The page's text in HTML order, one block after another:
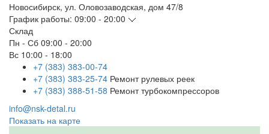
Новосибирск, ул. Оловозаводская, дом 47/8
График работы: 09:00 - 20:00
Склад
Пн - Сб 09:00 - 20:00
Вс 10:00 - 18:00
+7 (383) 383-00-74
+7 (383) 383-25-74 Ремонт рулевых реек
+7 (383) 388-51-58 Ремонт турбокомпрессоров
info@nsk-detal.ru
Показать на карте